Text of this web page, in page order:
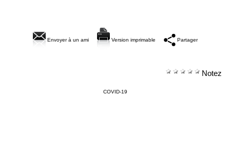
Envoyer à un ami Version imprimable Partager
Notez
COVID-19